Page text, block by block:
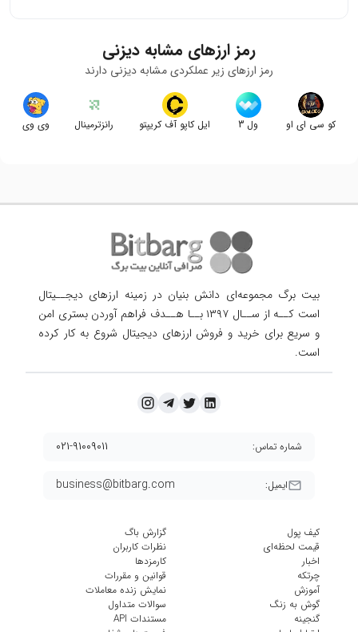
رمز ارزهای مشابه دیزنی
رمز ارزهای زیر عملکردی مشابهدیزنی دارند
کو سی ای او ول 3 ایل کاپو آف کریپتو رانزترمینال وی وی
بیت برگ مجموعه‌ای دانش بنیان در زمینه ارزهای دیجــیتال
است کــه از ســال ۱۳۹۷ بــا هــدف فراهم آوردن
بستری امن
و سریع برای خرید و فروش ارزهای دیجیتال شروع به کار کرده
است.
ایمیل: business@bitbarg.com
شماره تماس: ۰۲۱-۹۱۰۰۹۰۱۱
کیف پول
قیمت لحظه‌ای
اخبار
چرتکه
آموزش
گوش به زنگ
گنجینه
گزارش باگ
نظرات کاربران
کارمزد‌ها
قوانین و مقررات
نمایش زنده معاملات
سوالات متداول
مستندات API